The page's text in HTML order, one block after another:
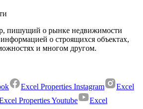
пишущий о рынке недвижимости
о строящихся объектах,
и многом другом.
Excel Properties Instagram
Excel
Properties Youtube
Excel